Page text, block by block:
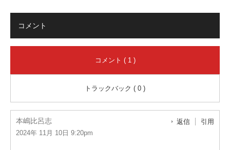
コメント
コメント ( 1 )
トラックバック ( 0 )
本嶋比呂志
2024年 11月 10日 9:20pm
返信 引用